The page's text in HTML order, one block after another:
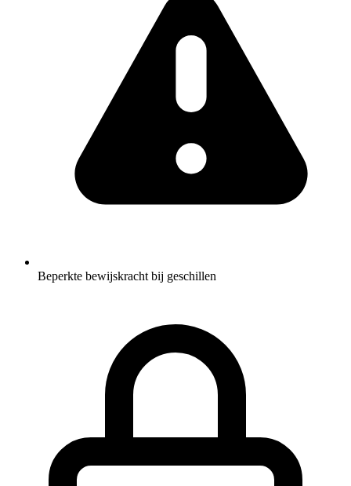
Beperkte bewijskracht bij geschillen